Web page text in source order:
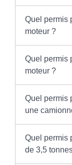
Quel permis
moteur ?
Quel permis
moteur ?
Quel permis
une
Quel permis
de 3,5